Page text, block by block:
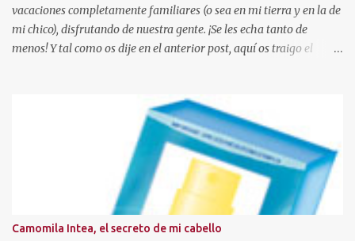
vacaciones completamente familiares (o sea en mi tierra y en la de
mi chico), disfrutando de nuestra gente. ¡Se les echa tanto de
menos! Y tal como os dije en el anterior post, aquí os traigo el
coloretes de Beauties Factory, junto con las muestras que podeis
ver en la foto. Hasta el 04 de Mayo Para participar sólo tendreis
que seguir estas reglas: - Ser o hacerse seguidora a traves de GFC
de este blog, con el PERFIL VISIBLE. (Ojo, no se admitirán blogs
que sean para sorteos) - Residir en España . - Escribir un
comentario en este post con los siguientes datos (debeis copiar la
plantilla): 1. Nombre de seguidora en el blog. 2. Mail de contacto.
Camomila Intea, el secreto de mi cabello